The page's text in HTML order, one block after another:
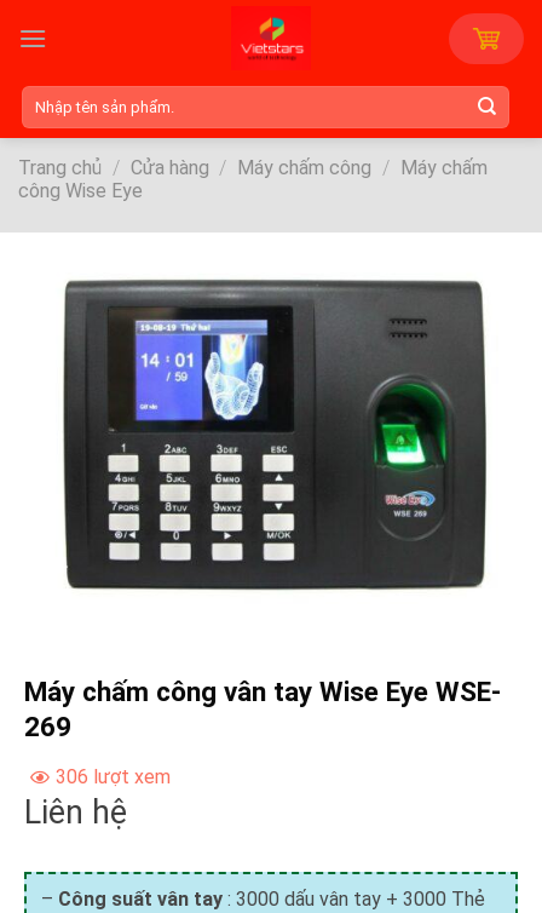
Tìm
kiếm:
Trang chủ / Cửa hàng / Máy chấm công / Máy chấm
công Wise Eye
Máy chấm công vân tay Wise Eye WSE-
269
306 lượt xem
Liên hệ
– Công suất vân tay : 3000 dấu vân tay + 3000 Thẻ